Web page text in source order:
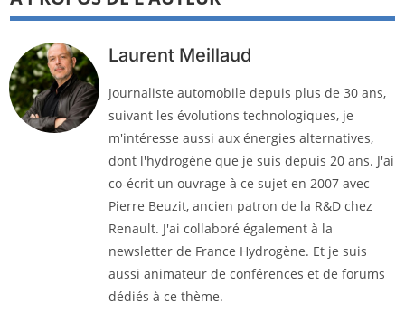
Laurent Meillaud
Journaliste automobile depuis plus de 30 ans,
suivant les évolutions technologiques, je
m'intéresse aussi aux énergies alternatives,
dont l'hydrogène que je suis depuis 20 ans. J'ai
co-écrit un ouvrage à ce sujet en 2007 avec
Pierre Beuzit, ancien patron de la R&D chez
Renault. J'ai collaboré également à la
newsletter de France Hydrogène. Et je suis
aussi animateur de conférences et de forums
dédiés à ce thème.